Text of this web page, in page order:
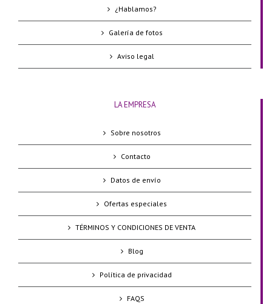
¿Hablamos?
Galería de fotos
Aviso legal
LA EMPRESA
Sobre nosotros
Contacto
Datos de envío
Ofertas especiales
TÉRMINOS Y CONDICIONES DE VENTA
Blog
Política de privacidad
FAQS